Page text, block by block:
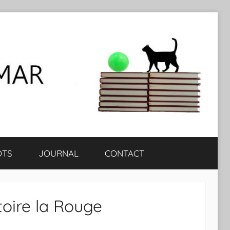
JOURNAL CONTACT
la Rouge